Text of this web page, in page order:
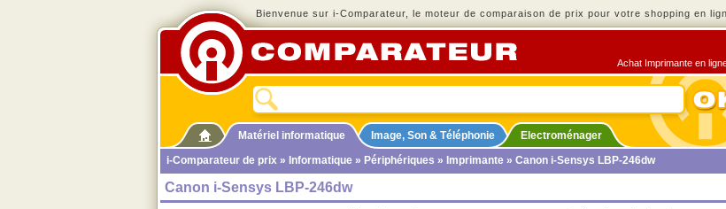
Bienvenue sur i-Comparateur, le moteur de comparaison de prix pour votre shopping en
Achat Imprimante en
Matériel informatique Image, Son & Téléphonie
Electroménager
i-Comparateur de prix » Informatique » Périphériques » Imprimante » Canon i-Sensys LBP-246dw
Canon i-Sensys LBP-246dw